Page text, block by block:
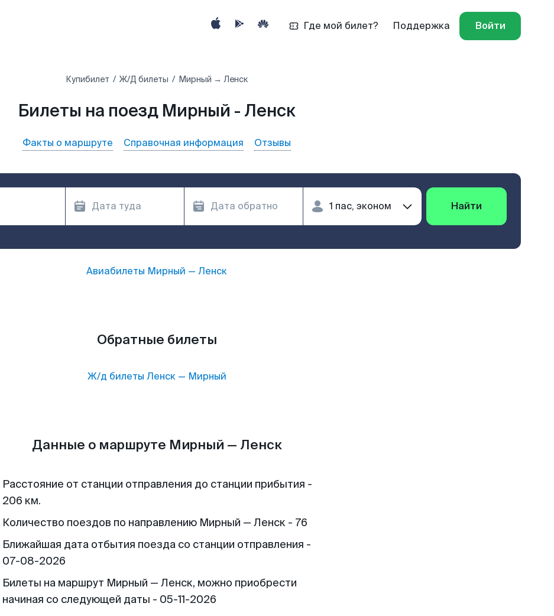
Где мой билет? Поддержка Войти
Купибилет Ж/Д билеты Мирный → Ленск
Билеты на поезд Мирный - Ленск
Факты о маршруте Справочная информация Отзывы
Найти
Авиабилеты Мирный — Ленск
Обратные билеты
Ж/д билеты Ленск— Мирный
Данные о маршруте Мирный — Ленск
Расстояние от станции отправления до станции прибытия -
206 км.
Количество поездов по направлению Мирный — Ленск - 76
Ближайшая дата отбытия поезда со станции отправления -
07-08-2026
Билеты на маршрут Мирный — Ленск, можно приобрести
начиная со следующей даты - 05-11-2026